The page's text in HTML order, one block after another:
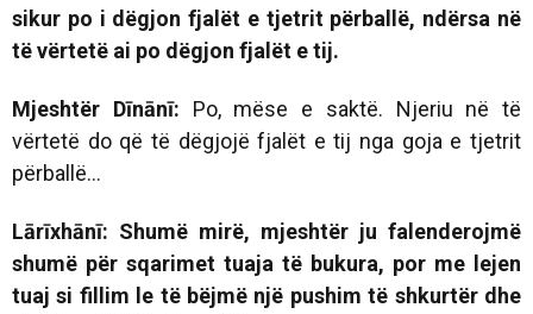
sikur po i dëgjon fjalët e tjetrit përballë, ndërsa në
të vërtetë ai po dëgjon fjalët e tij.
Mjeshtër Dīnānī: Po, mëse e saktë. Njeriu në të
vërtetë do që të dëgjojë fjalët e tij nga goja e tjetrit
përballë...
Lārīxhānī: Shumë mirë, mjeshtër ju falenderojmë
shumë për sqarimet tuaja të bukura, por me lejen
tuaj si fillim le të bëjmë një pushim të shkurtër dhe